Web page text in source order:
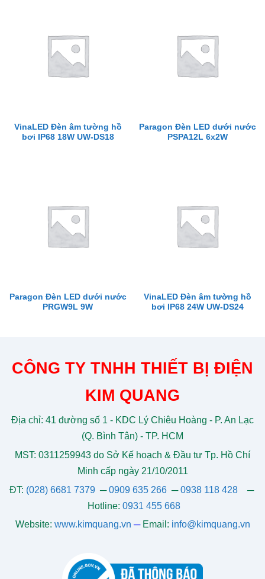
VinaLED Đèn âm tường hồ
bơi IP68 18W UW-DS18
Paragon Đèn LED dưới nước
PSPA12L 6x2W
Paragon Đèn LED dưới nước
PRGW9L 9W
VinaLED Đèn âm tường hồ
bơi IP68 24W UW-DS24
CÔNG TY TNHH THIẾT BỊ ĐIỆN
KIM QUANG
Địa chỉ: 41 đường số 1 - KDC Lý Chiêu Hoàng - P. An Lạc
(Q. Bình Tân) - TP. HCM
MST: 0311259943 do Sở Kế hoạch & Đầu tư Tp. Hồ Chí
Minh cấp ngày 21/10/2011
ĐT: (028) 6681 7379 ─0909 635 266─0938 118 428─
Hotline: 0931 455 668
Website: www.kimquang.vn ─ Email: info@kimquang.vn